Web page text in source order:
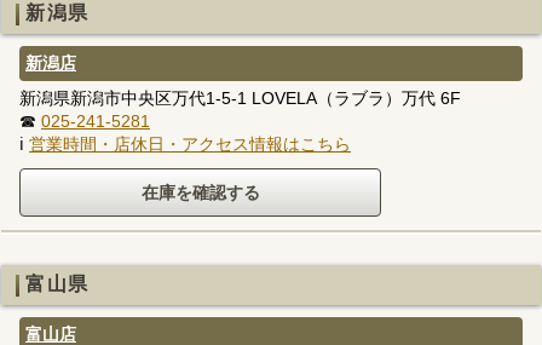
新潟県
新潟店
新潟県新潟市中央区万代1-5-1 LOVELA（ラブラ）万代 6F
☎ 025-241-5281
ℹ 営業時間・店休日・アクセス情報はこちら
富山県
富山店